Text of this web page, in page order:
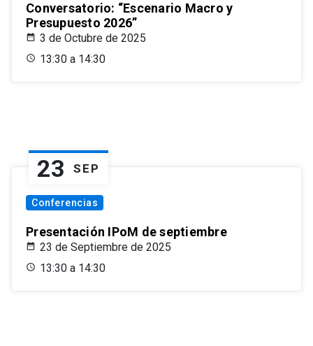
Conversatorio: “Escenario Macro y
Presupuesto 2026”
3 de Octubre de 2025
13:30 a 14:30
23 SEP
Conferencias
Presentación IPoM de septiembre
23 de Septiembre de 2025
13:30 a 14:30